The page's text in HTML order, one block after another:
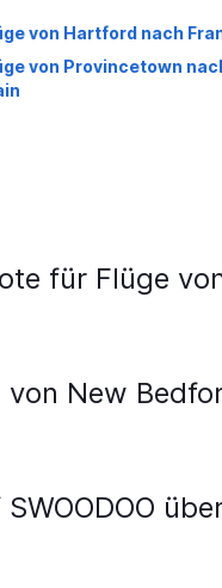
von Hartford nach
von Provincetown
für Flüge
New